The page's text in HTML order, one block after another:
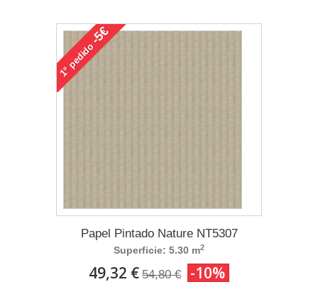
1°
pedido
-5€
Papel Pintado Nature NT5307
Superficie: 5.30 m2
49,32 € 54,80 € -10%